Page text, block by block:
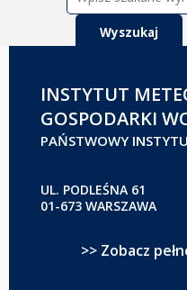
INSTYTUT
GOSPODARKI
PAŃSTWOWY
UL. PODLEŚNA 61
01-673 WARSZAWA
>> Zobacz